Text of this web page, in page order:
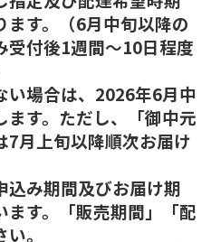
す。（6月中旬以降の
受付後1週間～10日程度
場合は、2026年6月中
す。ただし、「御中元
7月上旬以降順次お届け
み期間及びお届け期
す。「販売期間」「配
。